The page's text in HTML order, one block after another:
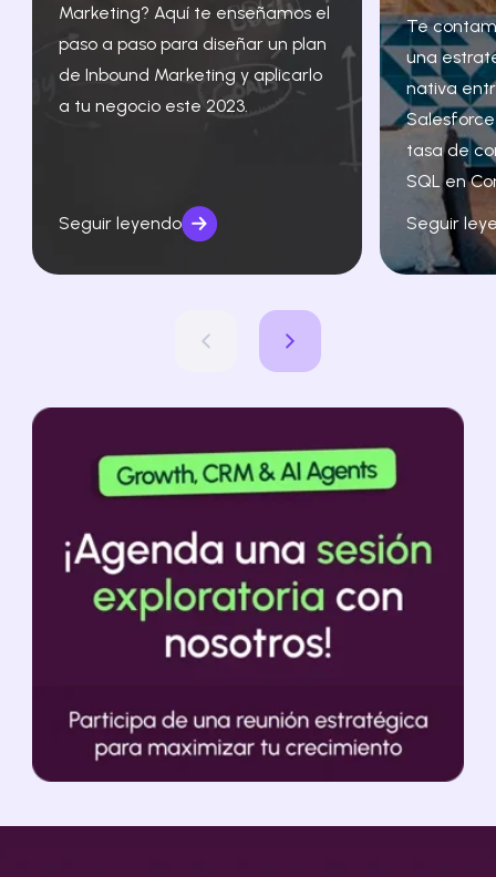
Marketing? Aquí te enseñamos el
paso a paso para diseñar un plan
de Inbound Marketing y aplicarlo
a tu negocio este 2023.
Seguir leyendo
Te
una
nativa
tasa de
SQL en
Seguir